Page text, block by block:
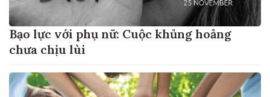
Bạo lực với phụ nữ: Cuộc khủng hoảng
chưa chịu lùi